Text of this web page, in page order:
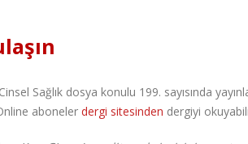
Sağlık dosya konulu 199. sayısında
aboneler dergi sitesinden dergiyi